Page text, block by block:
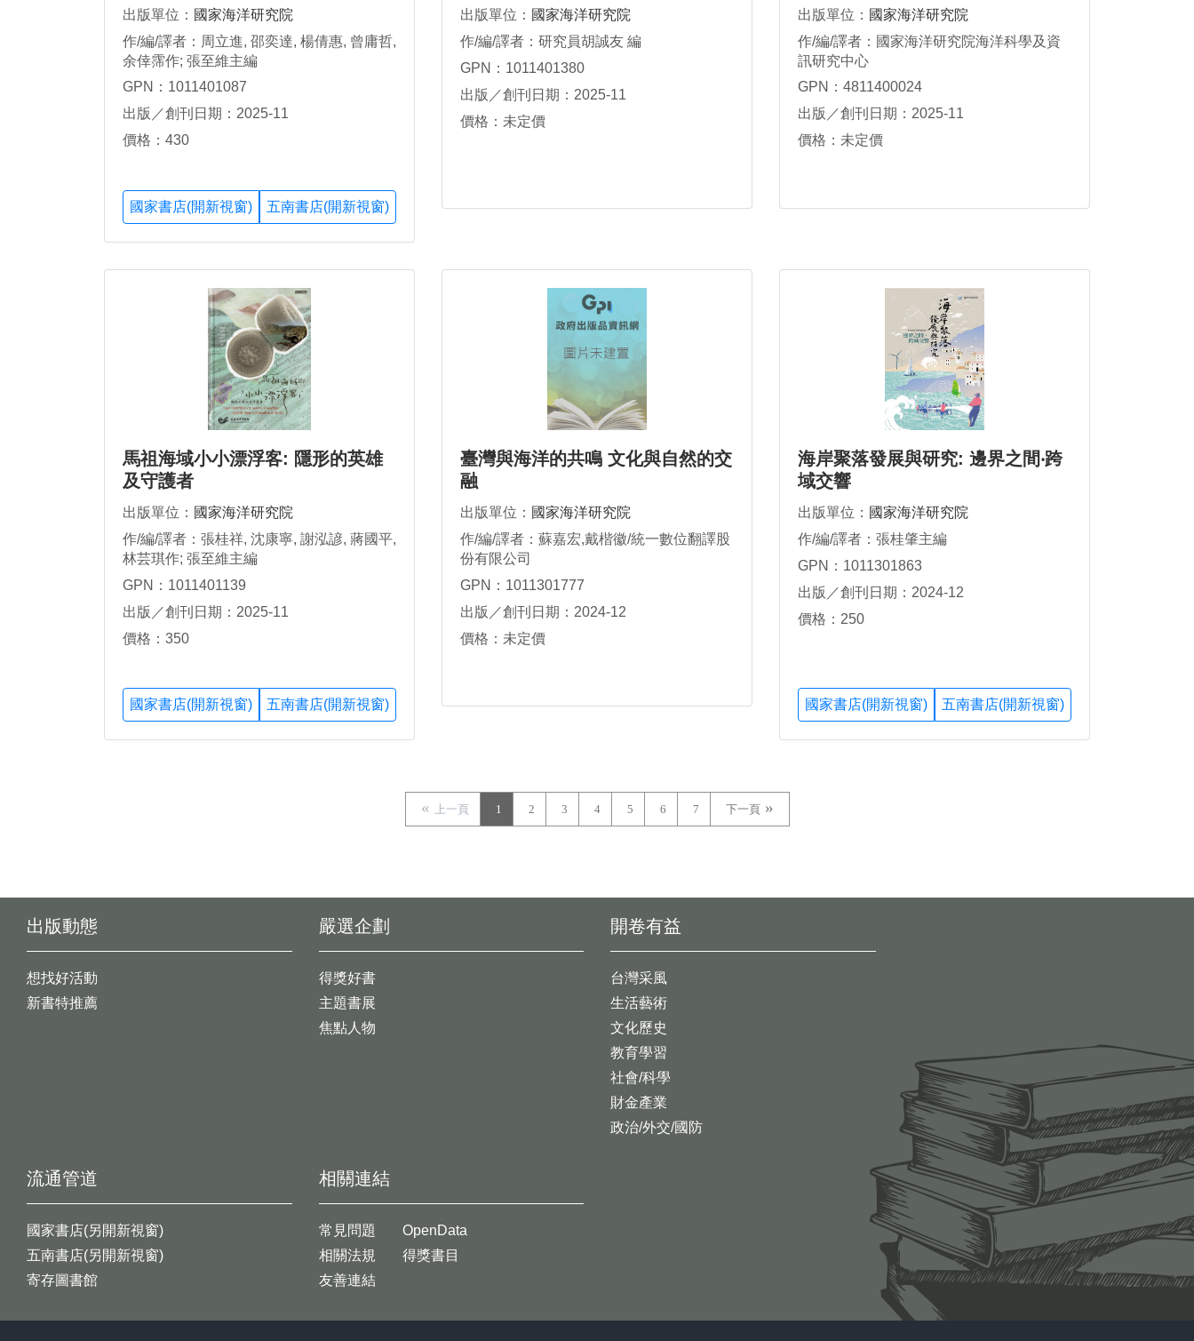
出版單位： 國家海洋研究院
作/編/譯者：周立進, 邵奕達, 楊倩惠, 曾庸哲,
余倖霈作; 張至維主編
GPN：1011401087
出版／創刊日期：2025-11
價格：430
國家書店(開新視窗) 五南書店(開新視窗)
出版單位： 國家海洋研究院
作/編/譯者：研究員胡誠友 編
GPN：1011401380
出版／創刊日期：2025-11
價格：未定價
出版單位： 國家海洋研究院
作/編/譯者：國家海洋研究院海洋科學及資
訊研究中心
GPN：4811400024
出版／創刊日期：2025-11
價格：未定價
馬祖海域小小漂浮客: 隱形的英雄
及守護者
出版單位： 國家海洋研究院
作/編/譯者：張桂祥, 沈康寧, 謝泓諺, 蔣國平,
林芸琪作; 張至維主編
GPN：1011401139
出版／創刊日期：2025-11
價格：350
國家書店(開新視窗) 五南書店(開新視窗)
臺灣與海洋的共鳴 文化與自然的交
融
出版單位： 國家海洋研究院
作/編/譯者：蘇嘉宏,戴楷徽/統一數位翻譯股
份有限公司
GPN：1011301777
出版／創刊日期：2024-12
價格：未定價
海岸聚落發展與研究: 邊界之間‧跨
域交響
出版單位： 國家海洋研究院
作/編/譯者：張桂肇主編
GPN：1011301863
出版／創刊日期：2024-12
價格：250
國家書店(開新視窗) 五南書店(開新視窗)
上一頁 1 2 3 4 5 6 7 下一頁
出版動態
想找好活動
新書特推薦
開卷有益
台灣采風
生活藝術
文化歷史
教育學習
社會/科學
財金產業
政治/外交/國防
嚴選企劃
得獎好書
主題書展
焦點人物
流通管道
國家書店(另開新視窗)
五南書店(另開新視窗)
寄存圖書館
相關連結
常見問題
相關法規
友善連結
OpenData
得獎書目